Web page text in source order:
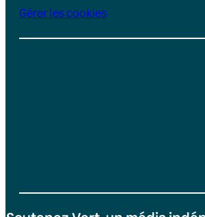
Gérer les cookies